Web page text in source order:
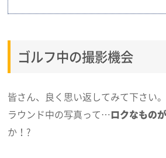
ゴルフ中の撮影機会
皆さん、良く思い返してみて下さい。
ラウンド中の写真って…ロクなもの
か！?